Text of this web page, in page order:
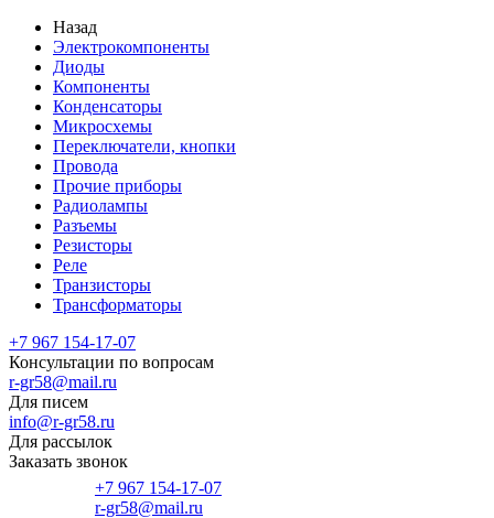
Назад
Электрокомпоненты
Диоды
Компоненты
Конденсаторы
Микросхемы
Переключатели, кнопки
Провода
Прочие приборы
Радиолампы
Разъемы
Резисторы
Реле
Транзисторы
Трансформаторы
+7 967 154-17-07
Консультации по вопросам
r-gr58@mail.ru
Для писем
info@r-gr58.ru
Для рассылок
Заказать звонок
+7 967 154-17-07
r-gr58@mail.ru